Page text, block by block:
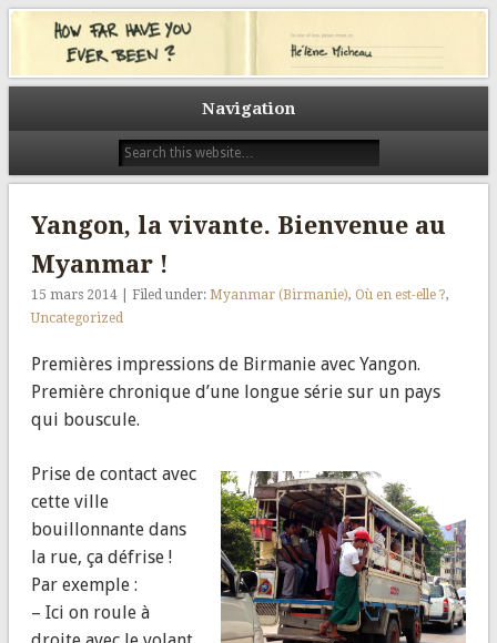
How far have you ever been?
Un tour du monde pour (a)grandir. Un tour du monde pour découvrir.
L’autre. Les autres. Un tour du monde pour prendre le temps. Celui du
voyage. Celui des rencontres. Et tout au long du chemin, des visages, des
sourires, des histoires. Des histoires racontées ici avec le même prisme, la
ever been?
Navigation
Yangon, la vivante. Bienvenue au
Myanmar !
15 mars 2014 | Filed under: Myanmar (Birmanie), Où en est-elle ?,
Uncategorized
Premières impressions de Birmanie avec Yangon.
Première chronique d’une longue série sur un pays
qui bouscule.
Prise de contact avec
cette ville
bouillonnante dans
la rue, ça défrise !
Par exemple :
– Ici on roule à